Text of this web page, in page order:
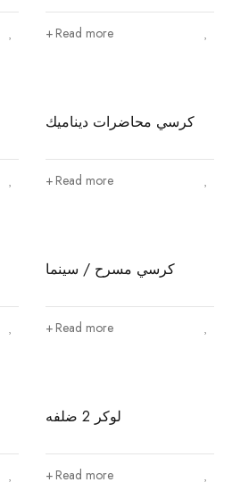
Read more
كرسي محاضرات ديناميك
Read more
كرسي مسرح / سينما
Read more
لوكر 2 ضلفه
Read more